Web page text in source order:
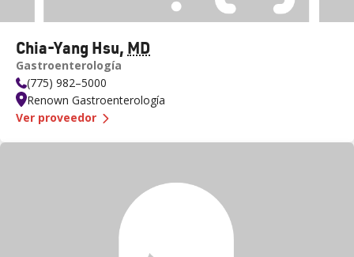
Chia-Yang Hsu, MD
Gastroenterología
(775) 982–5000
Renown Gastroenterología
Ver proveedor — Dr.